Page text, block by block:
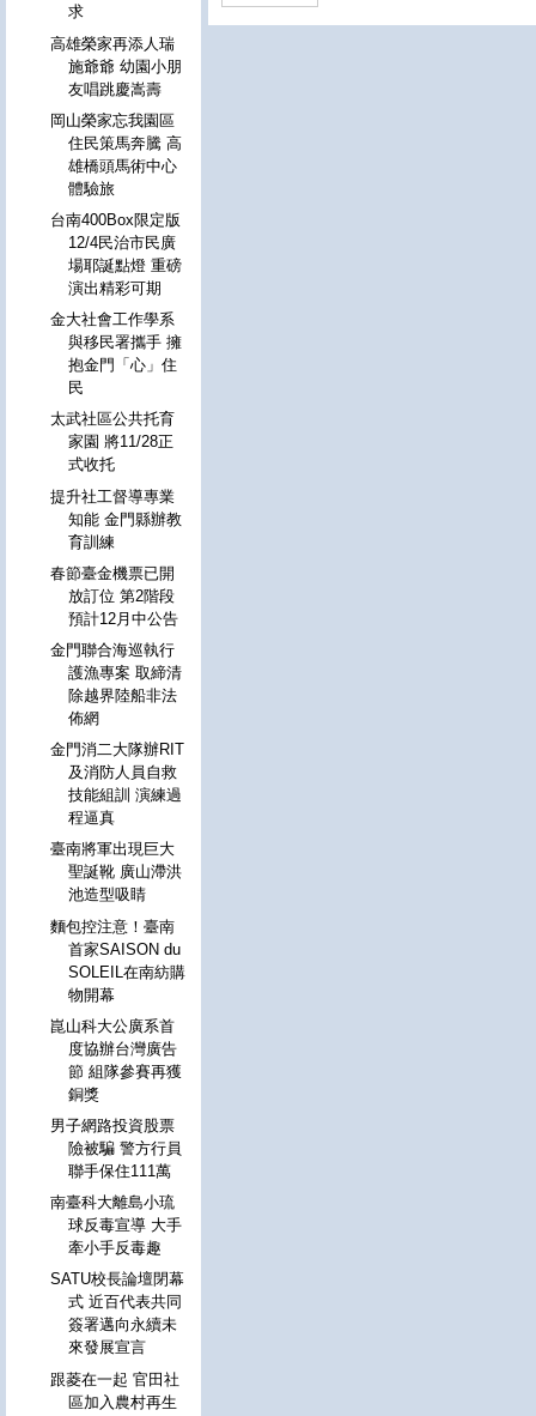
求
高雄榮家再添人瑞
施爺爺 幼園小朋
友唱跳慶嵩壽
岡山榮家忘我園區
住民策馬奔騰 高
雄橋頭馬術中心
體驗旅
台南400Box限定版
12/4民治市民廣
場耶誕點燈 重磅
演出精彩可期
金大社會工作學系
與移民署攜手 擁
抱金門「心」住
民
太武社區公共托育
家園 將11/28正
式收托
提升社工督導專業
知能 金門縣辦教
育訓練
春節臺金機票已開
放訂位 第2階段
預計12月中公告
金門聯合海巡執行
護漁專案 取締清
除越界陸船非法
佈網
金門消二大隊辦RIT
及消防人員自救
技能組訓 演練過
程逼真
臺南將軍出現巨大
聖誕靴 廣山滯洪
池造型吸睛
麵包控注意！臺南
首家SAISON du
SOLEIL在南紡購
物開幕
崑山科大公廣系首
度協辦台灣廣告
節 組隊參賽再獲
銅獎
男子網路投資股票
險被騙 警方行員
聯手保住111萬
南臺科大離島小琉
球反毒宣導 大手
牽小手反毒趣
SATU校長論壇閉幕
式 近百代表共同
簽署邁向永續未
來發展宣言
跟菱在一起 官田社
區加入農村再生